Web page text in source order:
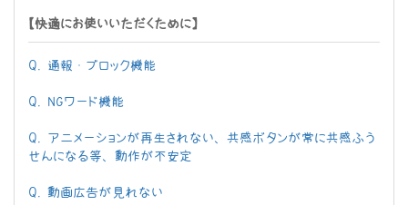
【快適にお使いいただくために】
Q. 通報・ブロック機能
Q. NGワード機能
Q. アニメーションが再生されない、共感ボタンが常に共感ふう
せんになる等、動作が不安定
Q. 動画広告が見れない